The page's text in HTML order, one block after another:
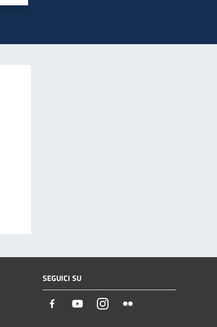
SEGUICI SU
Facebook YoutubeInstagram